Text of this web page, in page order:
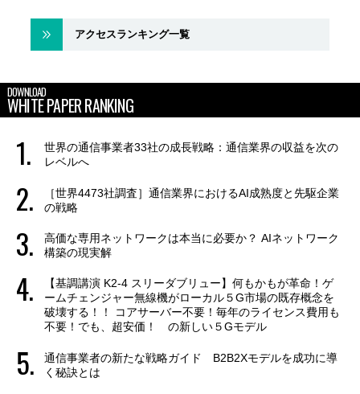
アクセスランキング一覧
DOWNLOAD
WHITE PAPER RANKING
世界の通信事業者33社の成長戦略：通信業界の収益を次の
レベルへ
［世界4473社調査］通信業界におけるAI成熟度と先駆企業
の戦略
高価な専用ネットワークは本当に必要か？ AIネットワーク
構築の現実解
【基調講演 K2-4 スリーダブリュー】何もかもが革命！ゲ
ームチェンジャー無線機がローカル５G市場の既存概念を
破壊する！！ コアサーバー不要！毎年のライセンス費用も
不要！でも、超安価！ の新しい５Gモデル
通信事業者の新たな戦略ガイド B2B2Xモデルを成功に導
く秘訣とは